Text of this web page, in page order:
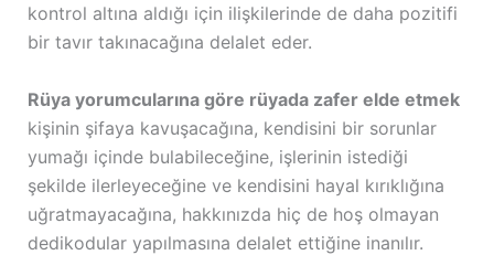
kontrol altına aldığı için ilişkilerinde de daha pozitifi
bir tavır takınacağına delalet eder.
Rüya yorumcularına göre rüyada zafer elde etmek
kişinin şifaya kavuşacağına, kendisini bir sorunlar
yumağı içinde bulabileceğine, işlerinin istediği
şekilde ilerleyeceğine ve kendisini hayal kırıklığına
uğratmayacağına, hakkınızda hiç de hoş olmayan
dedikodular yapılmasına delalet ettiğine inanılır.